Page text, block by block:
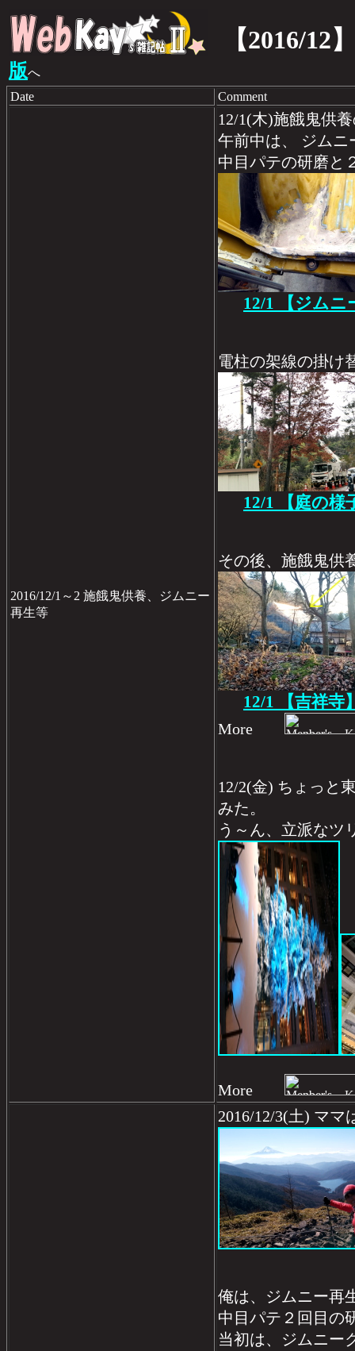
【2016/12
版へ
Date
Comment
2016/12/1～2 施餓鬼供養、ジムニー
再生等
12/1(木)施餓鬼供
午前中は、 ジムニ
中目パテの研磨と
12/1 【ジムニ
電柱の架線の掛け
12/1 【庭の様
その後、施餓鬼供
12/1 【吉祥寺
More
12/2(金) ちょっと
みた。
う～ん、立派なツ
More
2016/12/3(土) ママ
俺は、ジムニー再
中目パテ２回目の
当初は、ジムニー